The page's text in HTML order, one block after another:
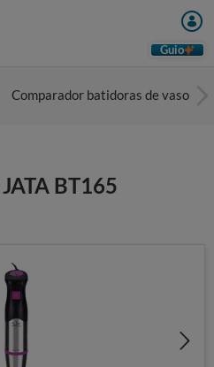
Guio
Comparador batidoras de vaso
BT165